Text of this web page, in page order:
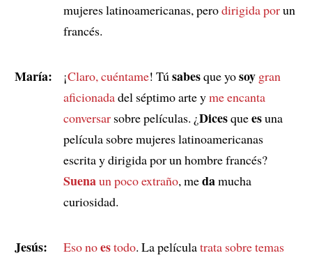
mujeres latinoamericanas, perodirigida porun
francés.
María: ¡Claro, cuéntame! Tú sabesque yosoy gran
aficionadadel séptimo arte yme encanta
conversarsobre películas. ¿Dicesqueesuna
película sobre mujeres latinoamericanas
escrita y dirigida por un hombre francés?
Suenaun poco extraño, medamucha
curiosidad.
Jesús: Eso noestodo. La películatrata sobre temas